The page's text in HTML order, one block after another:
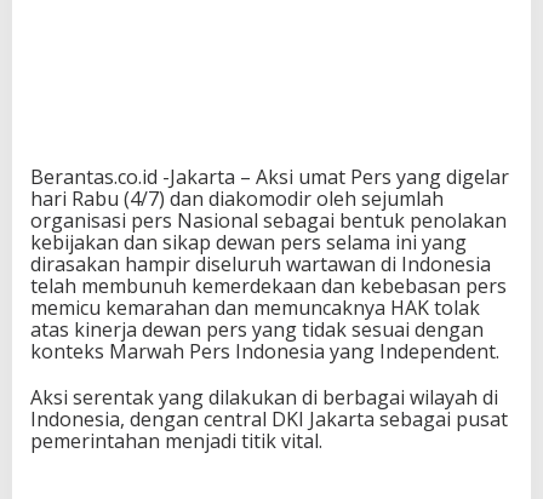
Berantas.co.id -Jakarta – Aksi umat Pers yang digelar
hari Rabu (4/7) dan diakomodir oleh sejumlah
organisasi pers Nasional sebagai bentuk penolakan
kebijakan dan sikap dewan pers selama ini yang
dirasakan hampir diseluruh wartawan di Indonesia
telah membunuh kemerdekaan dan kebebasan pers
memicu kemarahan dan memuncaknya HAK tolak
atas kinerja dewan pers yang tidak sesuai dengan
konteks Marwah Pers Indonesia yang Independent.
Aksi serentak yang dilakukan di berbagai wilayah di
Indonesia, dengan central DKI Jakarta sebagai pusat
pemerintahan menjadi titik vital.